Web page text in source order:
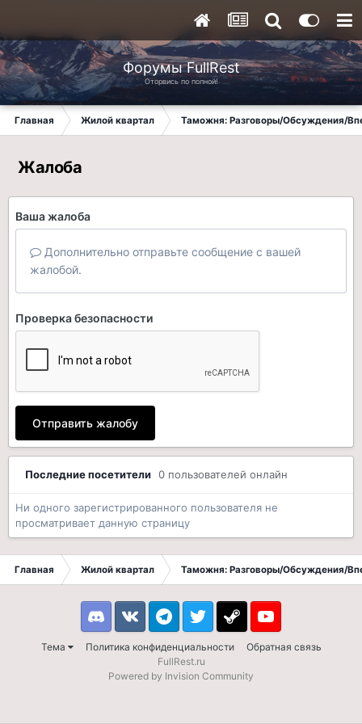
Форумы FullRest
Оторвись по полной!
Главная Жилой квартал Таможня: Разговоры/Обсуждения/
Жалоба
Ваша жалоба
Дополнительно отправьте сообщение с вашей
жалобой.
Проверка безопасности
Отправить жалобу
Последние посетители 0 пользователей онлайн
Ни одного зарегистрированного пользователя не
просматривает данную страницу
Главная Жилой квартал Таможня: Разговоры/Обсуждения/
Тема Политика конфиденциальности Обратная связь
DiscordVK TelegramTwitter Steam Youtube
FullRest.ru
Powered by Invision Community